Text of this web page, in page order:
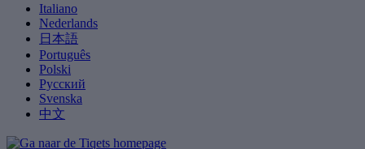
Italiano
Nederlands
日本語
Português
Polski
Русский
Svenska
中文